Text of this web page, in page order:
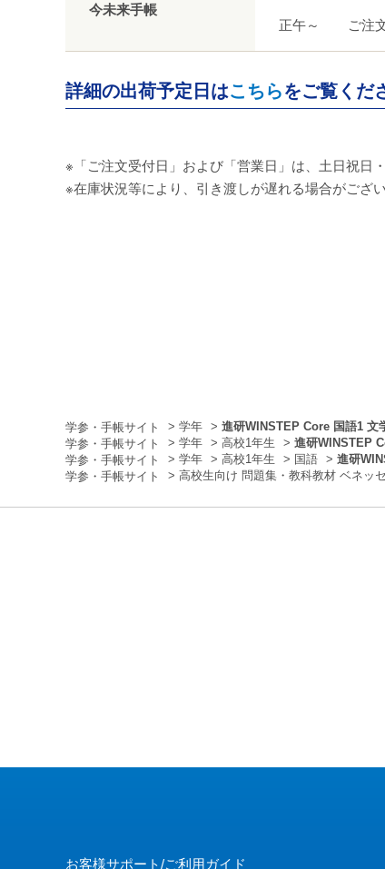
今未来手帳
正午～ ご注
詳細の出荷予定日はこちらをご覧くだ
※「ご注文受付日」および「営業日」は、土日祝日
※在庫状況等により、引き渡しが遅れる場合がござい
> 学年 > 進研WINSTEP Core 国語1 文
> 学年 > 高校1年生 > 進研WINSTEP
> 学年 > 高校1年生 > 国語 > 進研
> 高校生向け 問題集・教科教材 ベネッ
お客様サポート/ご利用ガイド